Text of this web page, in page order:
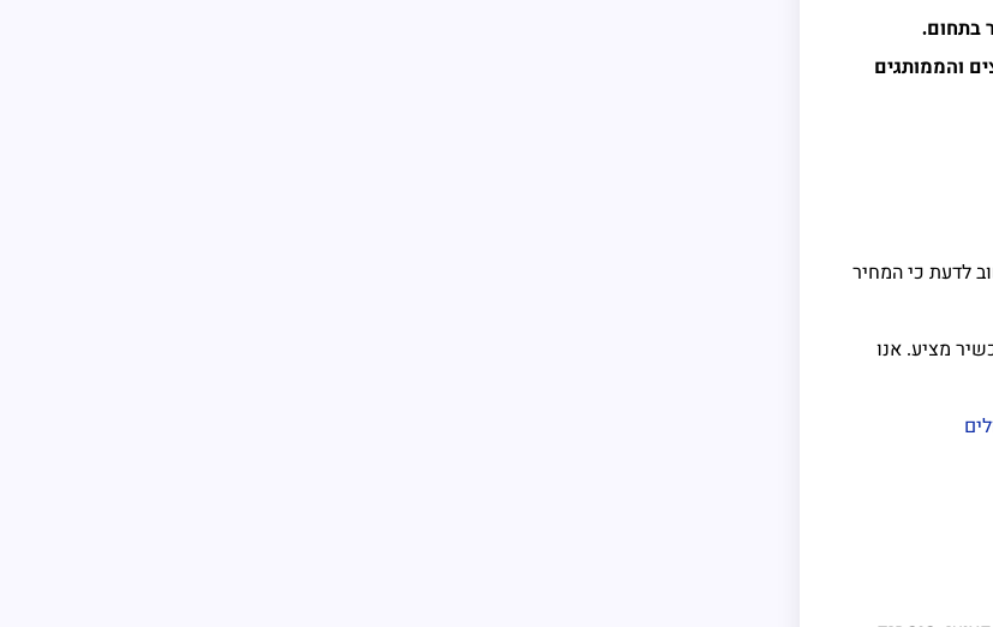
בתחום.
והממותגים
לדעת כי המחיר
מציע. אנו